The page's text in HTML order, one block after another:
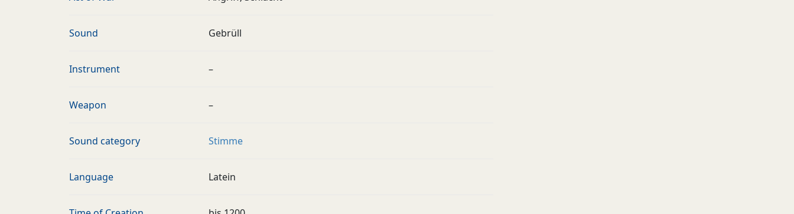
Sound Gebrüll
Instrument –
Weapon –
Sound category Stimme
Language Latein